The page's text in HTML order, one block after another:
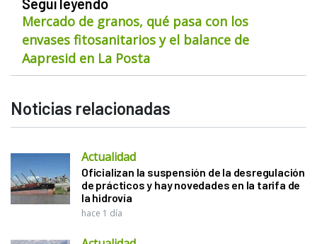
Seguí leyendo
Mercado de granos, qué pasa con los
envases fitosanitarios y el balance de
Aapresid en La Posta
Noticias relacionadas
Actualidad
Oficializan la suspensión de la desregulación
de prácticos y hay novedades en la tarifa de
la hidrovía
hace 1 día